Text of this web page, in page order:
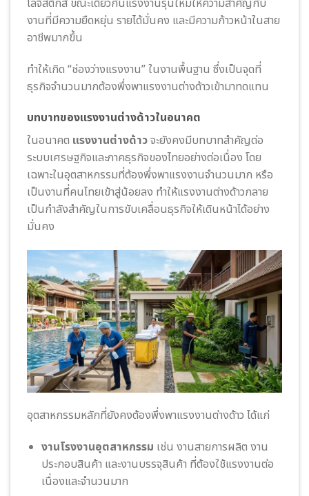
โลจิสติกส์ ขณะเดียวกันแรงงานรุ่นใหม่ให้ความสำคัญกับ
งานที่มีความยืดหยุ่น รายได้มั่นคง และมีความก้าวหน้าในสาย
อาชีพมากขึ้น
ทำให้เกิด “ช่องว่างแรงงาน” ในงานพื้นฐาน ซึ่งเป็นจุดที่
ธุรกิจจำนวนมากต้องพึ่งพาแรงงานต่างด้าวเข้ามาทดแทน
บทบาทของแรงงานต่างด้าวในอนาคต
ในอนาคต แรงงานต่างด้าวจะยังคงมีบทบาทสำคัญต่อ
ระบบเศรษฐกิจและภาคธุรกิจของไทยอย่างต่อเนื่อง โดย
เฉพาะในอุตสาหกรรมที่ต้องพึ่งพาแรงงานจำนวนมาก หรือ
เป็นงานที่คนไทยเข้าสู่น้อยลง ทำให้แรงงานต่างด้าวกลาย
เป็นกำลังสำคัญในการขับเคลื่อนธุรกิจให้เดินหน้าได้อย่าง
มั่นคง
อุตสาหกรรมหลักที่ยังคงต้องพึ่งพาแรงงานต่างด้าว ได้แก่
งานโรงงานอุตสาหกรรม เช่น งานสายการผลิต งาน
ประกอบสินค้า และงานบรรจุสินค้า ที่ต้องใช้แรงงานต่อ
เนื่องและจำนวนมาก